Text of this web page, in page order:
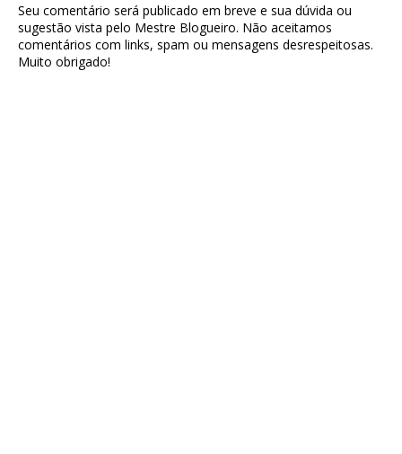
Seu comentário será publicado em breve e sua dúvida ou
sugestão vista pelo Mestre Blogueiro. Não aceitamos
comentários com links, spam ou mensagens desrespeitosas.
Muito obrigado!